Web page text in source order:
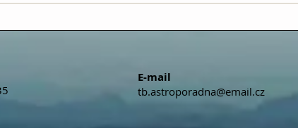
NOVOLUNÍ V RAKU
E-mail
tb.astroporadna@email.cz